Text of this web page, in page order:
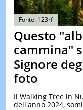
Fonte: 123rf
Questo
cammina"
Signore
foto
Il Walking Tree in
dell'anno 2024,